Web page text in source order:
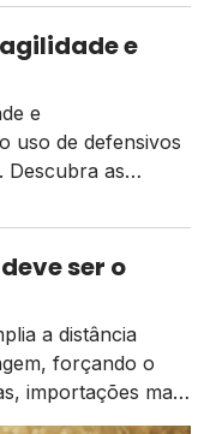
de informações,
da cadeia de
o país
e
e
uso de defensivos
Descubra as
do programa
o máximo
de
ser o
a distância
forçando o
importações mais